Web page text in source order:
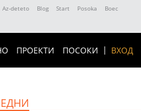
Az-deteto Blog Start Posoka
Boec
ВХОД
ПРОЕКТИ ПОСОКИ